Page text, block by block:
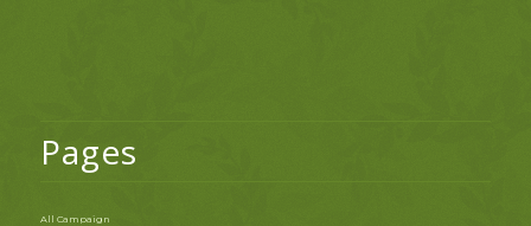
Pages
All Campaign